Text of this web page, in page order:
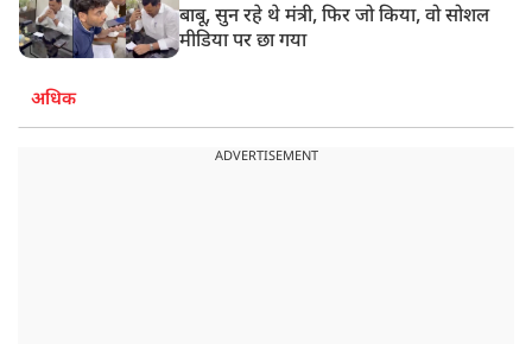
बाबू, सुन रहे थे मंत्री, फिर जो किया, वो सोशल
मीडिया पर छा गया
अधिक
ADVERTISEMENT